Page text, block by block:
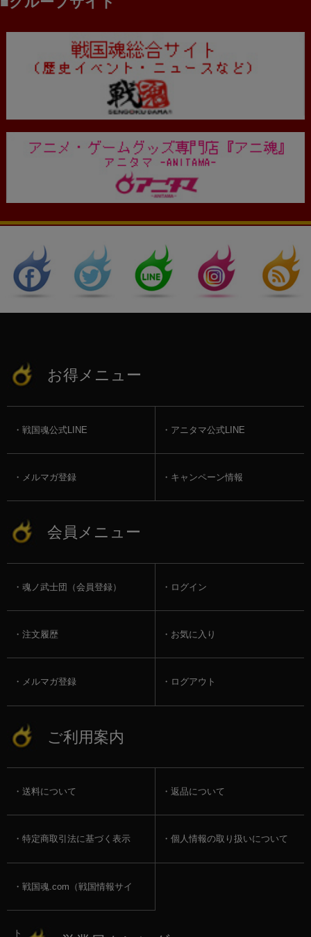
お得メニュー
戦国魂公式LINE アニタマ公式LINE
メルマガ登録 キャンペーン情報
会員メニュー
魂ノ武士団（会員登録） ログイン
注文履歴 お気に入り
メルマガ登録 ログアウト
ご利用案内
送料について 返品について
特定商取引法に基づく表示 個人情報の取り扱いについて
戦国魂.com（戦国情報サイ
ト）